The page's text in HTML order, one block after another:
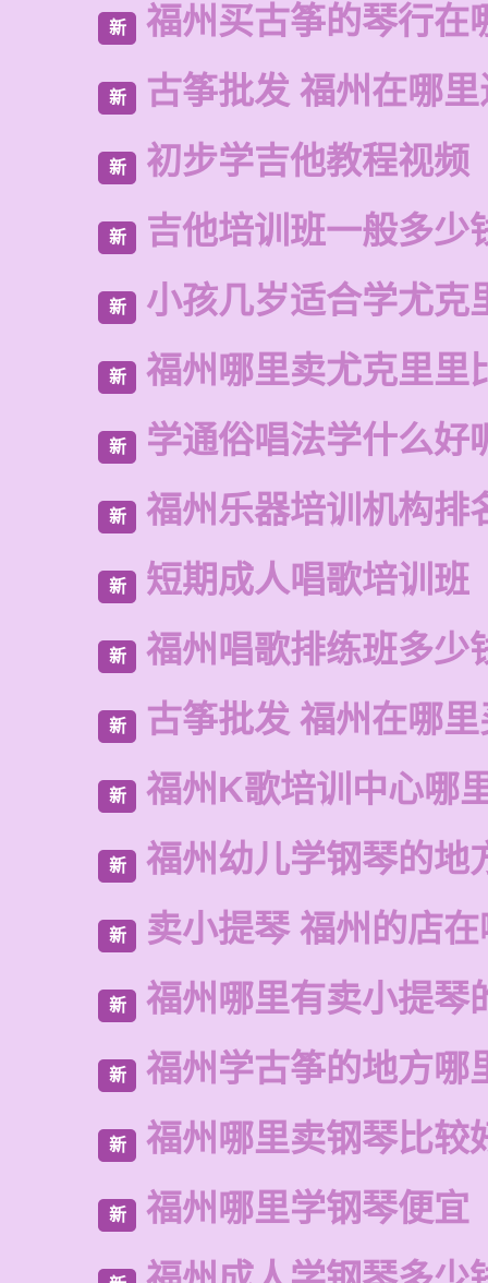
新 福州买古筝的琴行在
新 古筝批发 福州在哪
新 初步学吉他教程视频
新 吉他培训班一般多少
新 小孩几岁适合学尤克
新 福州哪里卖尤克里里
新 学通俗唱法学什么好
新 福州乐器培训机构排
新 短期成人唱歌培训班
新 福州唱歌排练班多少
新 古筝批发 福州在哪
新 福州K歌培训中心哪
新 福州幼儿学钢琴的地
新 卖小提琴 福州的店
新 福州哪里有卖小提琴
新 福州学古筝的地方哪
新 福州哪里卖钢琴比较
新 福州哪里学钢琴便宜